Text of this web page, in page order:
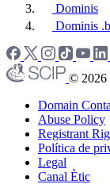
Dominis
Dominis
© 2026
Domain
Abuse Policy
Registrant
Política de
Legal
Canal Ètic